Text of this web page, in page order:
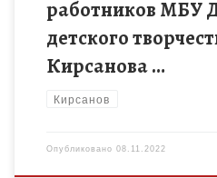
работников МБУ
детского
Кирсанова …
Кирсанов
Опубликовано 08.11.2022